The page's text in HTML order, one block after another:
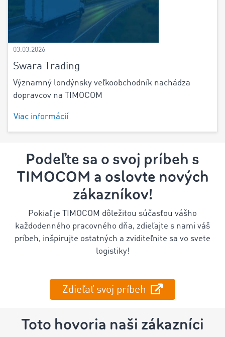
03.03.2026
Swara Trading
Významný londýnsky veľkoobchodník nachádza
dopravcov na TIMOCOM
Viac informácií
Podeľte sa o svoj príbeh s
TIMOCOM a oslovte nových
zákazníkov!
Pokiaľ je TIMOCOM dôležitou súčasťou vášho
každodenného pracovného dňa, zdieľajte s nami váš
príbeh, inšpirujte ostatných a zviditeľnite sa vo svete
logistiky!
Zdieľať svoj príbeh
Toto hovoria naši zákazníci